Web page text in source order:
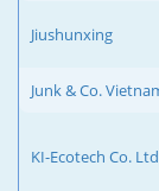
Jiushunxing
Junk & Co.
KI-Ecotech Co.